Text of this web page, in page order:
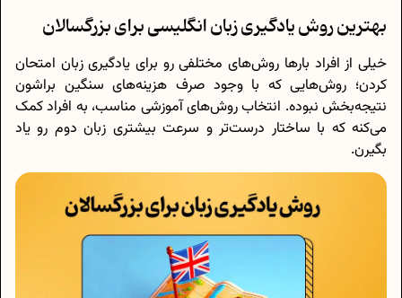
بهترین روش یادگیری زبان انگلیسی برای بزرگسالان
خیلی از افراد بارها روش‌های مختلفی رو برای یادگیری زبان امتحان
کردن؛ روش‌هایی که با وجود صرف هزینه‌های سنگین براشون
نتیجه‌بخش نبوده. انتخاب روش‌های آموزشی مناسب، به افراد کمک
می‌کنه که با ساختار درست‌تر و سرعت بیشتری زبان دوم رو یاد
بگیرن.